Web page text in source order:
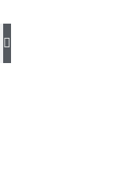
Buscar